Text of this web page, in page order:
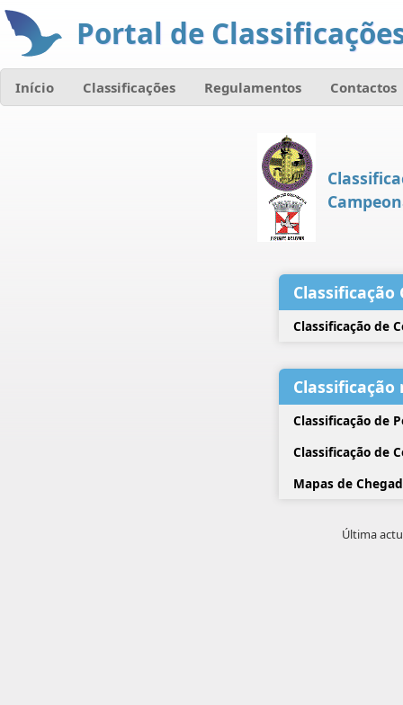
Portal de
Início Classificações Regulamentos Contactos
Classificação
Classificação de
Classificação
Classificação de
Classificação de
Mapas de
Última